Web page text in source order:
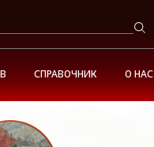
СПРАВОЧНИК О НАС